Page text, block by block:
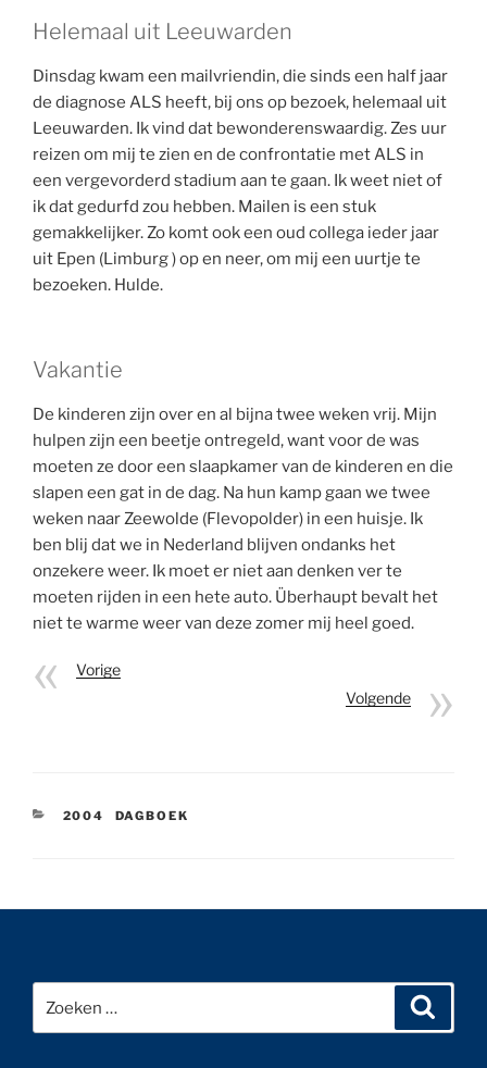
Helemaal uit Leeuwarden
Dinsdag kwam een mailvriendin, die sinds een half jaar
de diagnose ALS heeft, bij ons op bezoek, helemaal uit
Leeuwarden. Ik vind dat bewonderenswaardig. Zes uur
reizen om mij te zien en de confrontatie met ALS in
een vergevorderd stadium aan te gaan. Ik weet niet of
ik dat gedurfd zou hebben. Mailen is een stuk
gemakkelijker. Zo komt ook een oud collega ieder jaar
uit Epen (Limburg ) op en neer, om mij een uurtje te
bezoeken. Hulde.
Vakantie
De kinderen zijn over en al bijna twee weken vrij. Mijn
hulpen zijn een beetje ontregeld, want voor de was
moeten ze door een slaapkamer van de kinderen en die
slapen een gat in de dag. Na hun kamp gaan we twee
weken naar Zeewolde (Flevopolder) in een huisje. Ik
ben blij dat we in Nederland blijven ondanks het
onzekere weer. Ik moet er niet aan denken ver te
moeten rijden in een hete auto. Überhaupt bevalt het
niet te warme weer van deze zomer mij heel goed.
Vorige
Volgende
CATEGORIEËN
2004 DAGBOEK
naar: